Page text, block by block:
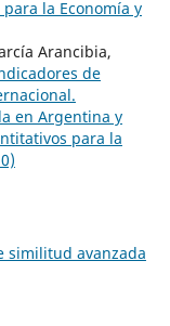
la Economía y
Arancibia,
de
en Argentina y
para la
similitud avanzada